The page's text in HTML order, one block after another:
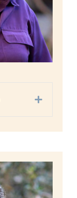
Expand